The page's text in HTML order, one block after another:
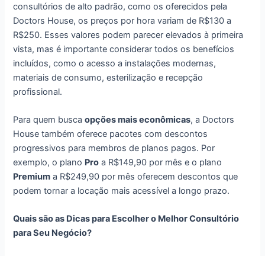
consultórios de alto padrão, como os oferecidos pela
Doctors House, os preços por hora variam de R$130 a
R$250. Esses valores podem parecer elevados à primeira
vista, mas é importante considerar todos os benefícios
incluídos, como o acesso a instalações modernas,
materiais de consumo, esterilização e recepção
profissional.
Para quem buscaopções mais econômicas, a Doctors
House também oferece pacotes com descontos
progressivos para membros de planos pagos. Por
exemplo, o plano Pro a R$149,90 por mês e o plano
Premium a R$249,90 por mês oferecem descontos que
podem tornar a locação mais acessível a longo prazo.
Quais são as Dicas para Escolher o Melhor Consultório
para Seu Negócio?